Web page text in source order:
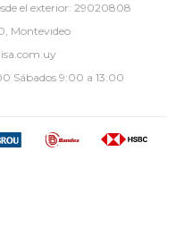
el exterior: 29020808
Montevideo
Sábados 9:00 a 13:00